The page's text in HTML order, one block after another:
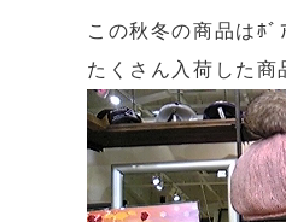
この秋冬の商品はﾎ
たくさん入荷した